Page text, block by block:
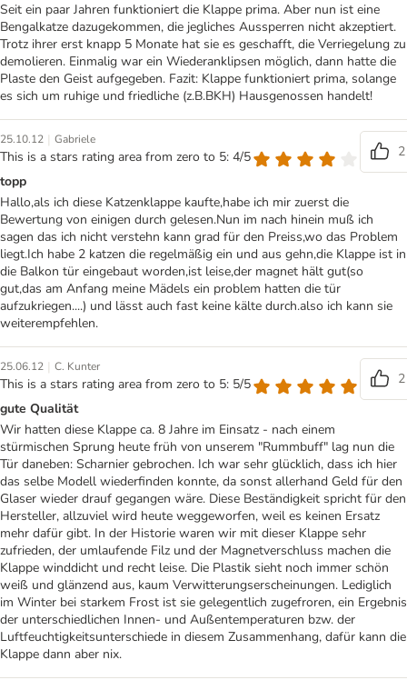
Seit ein paar Jahren funktioniert die Klappe prima. Aber nun ist eine
Bengalkatze dazugekommen, die jegliches Aussperren nicht akzeptiert.
Trotz ihrer erst knapp 5 Monate hat sie es geschafft, die Verriegelung zu
demolieren. Einmalig war ein Wiederanklipsen möglich, dann hatte die
Plaste den Geist aufgegeben. Fazit: Klappe funktioniert prima, solange
es sich um ruhige und friedliche (z.B.BKH) Hausgenossen handelt!
25.10.12 | Gabriele
This is a stars rating area from zero to 5: 4/5
2
topp
Hallo,als ich diese Katzenklappe kaufte,habe ich mir zuerst die
Bewertung von einigen durch gelesen.Nun im nach hinein muß ich
sagen das ich nicht verstehn kann grad für den Preiss,wo das Problem
liegt.Ich habe 2 katzen die regelmäßig ein und aus gehn,die Klappe ist in
die Balkon tür eingebaut worden,ist leise,der magnet hält gut(so
gut,das am Anfang meine Mädels ein problem hatten die tür
aufzukriegen....) und lässt auch fast keine kälte durch.also ich kann sie
weiterempfehlen.
25.06.12 | C. Kunter
This is a stars rating area from zero to 5: 5/5
2
gute Qualität
Wir hatten diese Klappe ca. 8 Jahre im Einsatz - nach einem
stürmischen Sprung heute früh von unserem "Rummbuff" lag nun die
Tür daneben: Scharnier gebrochen. Ich war sehr glücklich, dass ich hier
das selbe Modell wiederfinden konnte, da sonst allerhand Geld für den
Glaser wieder drauf gegangen wäre. Diese Beständigkeit spricht für den
Hersteller, allzuviel wird heute weggeworfen, weil es keinen Ersatz
mehr dafür gibt. In der Historie waren wir mit dieser Klappe sehr
zufrieden, der umlaufende Filz und der Magnetverschluss machen die
Klappe winddicht und recht leise. Die Plastik sieht noch immer schön
weiß und glänzend aus, kaum Verwitterungserscheinungen. Lediglich
im Winter bei starkem Frost ist sie gelegentlich zugefroren, ein Ergebnis
der unterschiedlichen Innen- und Außentemperaturen bzw. der
Luftfeuchtigkeitsunterschiede in diesem Zusammenhang, dafür kann die
Klappe dann aber nix.